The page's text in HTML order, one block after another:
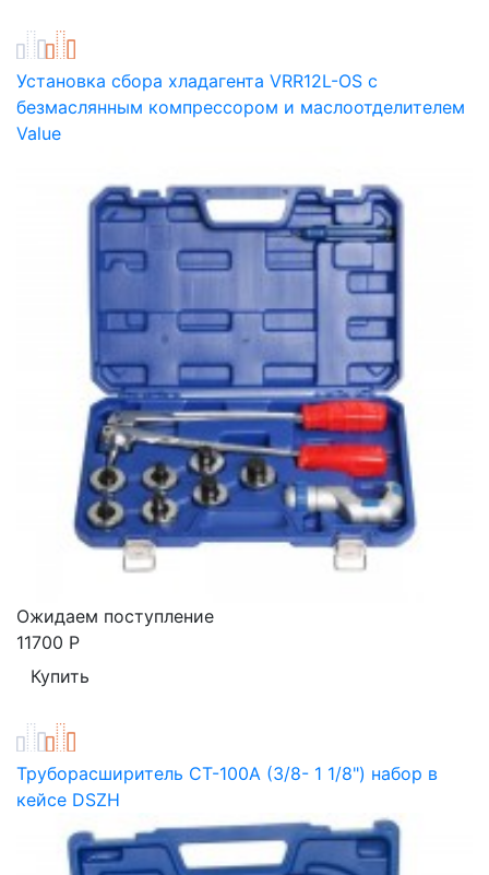
Установка сбора хладагента VRR12L-OS с
безмаслянным компрессором и маслоотделителем
Value
Ожидаем поступление
11700 Р
Труборасширитель СТ-100A (3/8- 1 1/8") набор в
кейсе DSZH